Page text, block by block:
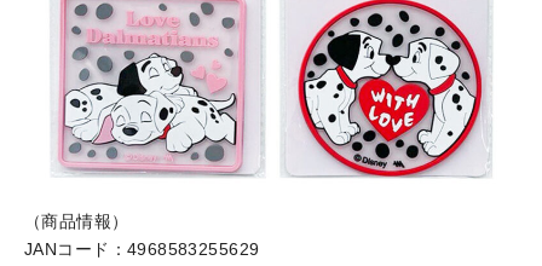
（商品情報）
JANコード：4968583255629